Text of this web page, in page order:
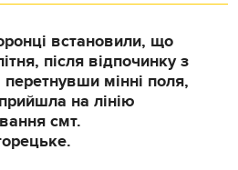
встановили, що
після відпочинку з
мінні поля,
на лінію
смт.